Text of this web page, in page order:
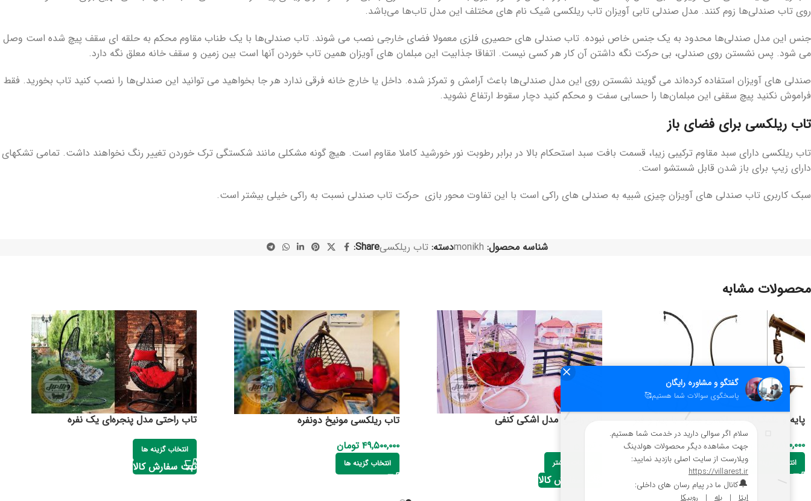
روی تاب صندلی‌ها زوم کنند. مدل صندلی تابی آویزان تاب ریلکسی شیک نام های مختلف این مدل تاب‌ها می‌باشد.
جنس این مدل صندلی‌ها محدود به یک جنس خاص نبوده. تاب صندلی های حصیری فلزی معمولا فضای خارجی نصب می شوند. تاب صندلی‌ها با یک طناب مقاوم محکم به حلقه ای سقف پیچ شده است وصل
می شود. پس نشستن روی صندلی، بی حرکت نگه داشتن آن کار هر کسی نیست. اتفاقا جذابیت این مبلمان های آویزان همین تاب خوردن آنها است بین زمین و سقف خانه معلق نگه دارد.
صندلی های آویزان استفاده کرده‌اند می گویند نشستن روی این مدل صندلی‌ها باعث آرامش و تمرکز شده. داخل یا خارج خانه فرقی ندارد هر جا بخواهید می توانید این صندلی‌ها را نصب کنید تاب بخورید. فقط
فراموش نکنید پیچ سقفی این مبلمان‌ها را حسابی سفت و محکم کنید دچار سقوط ارتفاع نشوید.
تاب ریلکسی برای فضای باز
تاب ریلکسی دارای سبد مقاوم ترکیبی زیبا، قسمت بافت سبد استحکام بالا در برابر رطوبت نور خورشید کاملا مقاوم است. هیچ گونه مشکلی مانند شکستگی ترک خوردن تغییر رنگ نخواهند داشت. تمامی تشکهای
دارای زیپ برای باز شدن قابل شستشو است.
سبک کاربری تاب صندلی های آویزان چیزی شبیه به صندلی های راکی است با این تفاوت محور بازی حرکت تاب صندلی نسبت به راکی خیلی بیشتر است.
شناسه محصول: monikhدسته: تاب ریلکسیShare:
محصولات مشابه
پایه و علمک تاب ریلکسی همراه با پیم و فنر
۶,۸۲۰,۰۰۰
تومان – ۶,۵۵۰,۰۰۰ تومان
انتخاب گزینه ها
تاب راحتی مدل اشکی کنفی
اطلاعات بیشتر
ثبت سفارش کالا
تاب ریلکسی مونیخ دونفره
۴۹,۵۰۰,۰۰۰ تومان
انتخاب گزینه ها
تاب راحتی مدل پنجره‌ای یک نفره
انتخاب گزینه ها
ثبت سفارش کالا